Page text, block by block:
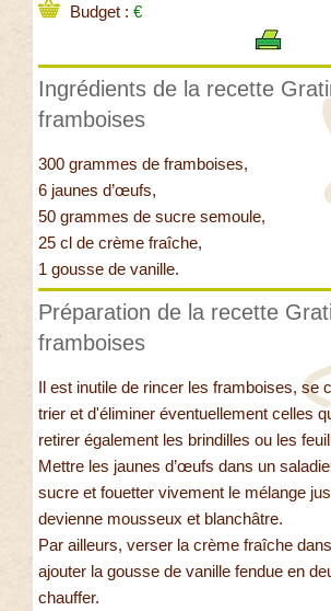
Budget : €
Ingrédients de la recette
framboises
300 grammes de framboises,
6 jaunes d’œufs,
50 grammes de sucre semoule,
25 cl de crème fraîche,
1 gousse de vanille.
Préparation de la recette
framboises
Il est inutile de rincer les framboises, se
trier et d'éliminer éventuellement celles
retirer également les brindilles ou les
Mettre les jaunes d’œufs dans un
sucre et fouetter vivement le mélange
devienne mousseux et blanchâtre.
Par ailleurs, verser la crème fraîche
ajouter la gousse de vanille fendue en
chauffer.